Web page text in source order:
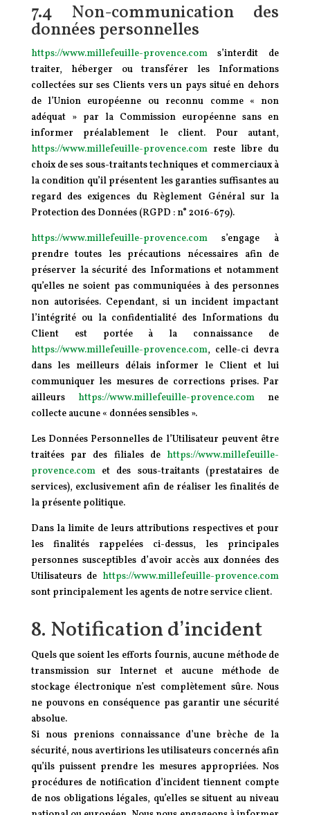
7.4 Non-communication des
données personnelles
https://www.millefeuille-provence.coms’interdit de
traiter, héberger ou transférer les Informations
collectées sur ses Clients vers un pays situé en dehors
de l’Union européenne ou reconnu comme « non
adéquat » par la Commission européenne sans en
informer préalablement le client. Pour autant,
https://www.millefeuille-provence.comreste libre du
choix de ses sous-traitants techniques et commerciaux à
la condition qu’il présentent les garanties suffisantes au
regard des exigences du Règlement Général sur la
Protection des Données (RGPD : n° 2016-679).
https://www.millefeuille-provence.coms’engage à
prendre toutes les précautions nécessaires afin de
préserver la sécurité des Informations et notamment
qu’elles ne soient pas communiquées à des personnes
non autorisées. Cependant, si un incident impactant
l’intégrité ou la confidentialité des Informations du
Client est portée à la connaissance de
https://www.millefeuille-provence.com, celle-ci devra
dans les meilleurs délais informer le Client et lui
communiquer les mesures de corrections prises. Par
ailleurs https://www.millefeuille-provence.com ne
collecte aucune « données sensibles ».
Les Données Personnelles de l’Utilisateur peuvent être
traitées par des filiales de https://www.millefeuille-
provence.comet des sous-traitants (prestataires de
services), exclusivement afin de réaliser les finalités de
la présente politique.
Dans la limite de leurs attributions respectives et pour
les finalités rappelées ci-dessus, les principales
personnes susceptibles d’avoir accès aux données des
Utilisateurs de https://www.millefeuille-provence.com
sont principalement les agents de notre service client.
8. Notification d’incident
Quels que soient les efforts fournis, aucune méthode de
transmission sur Internet et aucune méthode de
stockage électronique n’est complètement sûre. Nous
ne pouvons en conséquence pas garantir une sécurité
absolue.
Si nous prenions connaissance d’une brèche de la
sécurité, nous avertirions les utilisateurs concernés afin
qu’ils puissent prendre les mesures appropriées. Nos
procédures de notification d’incident tiennent compte
de nos obligations légales, qu’elles se situent au niveau